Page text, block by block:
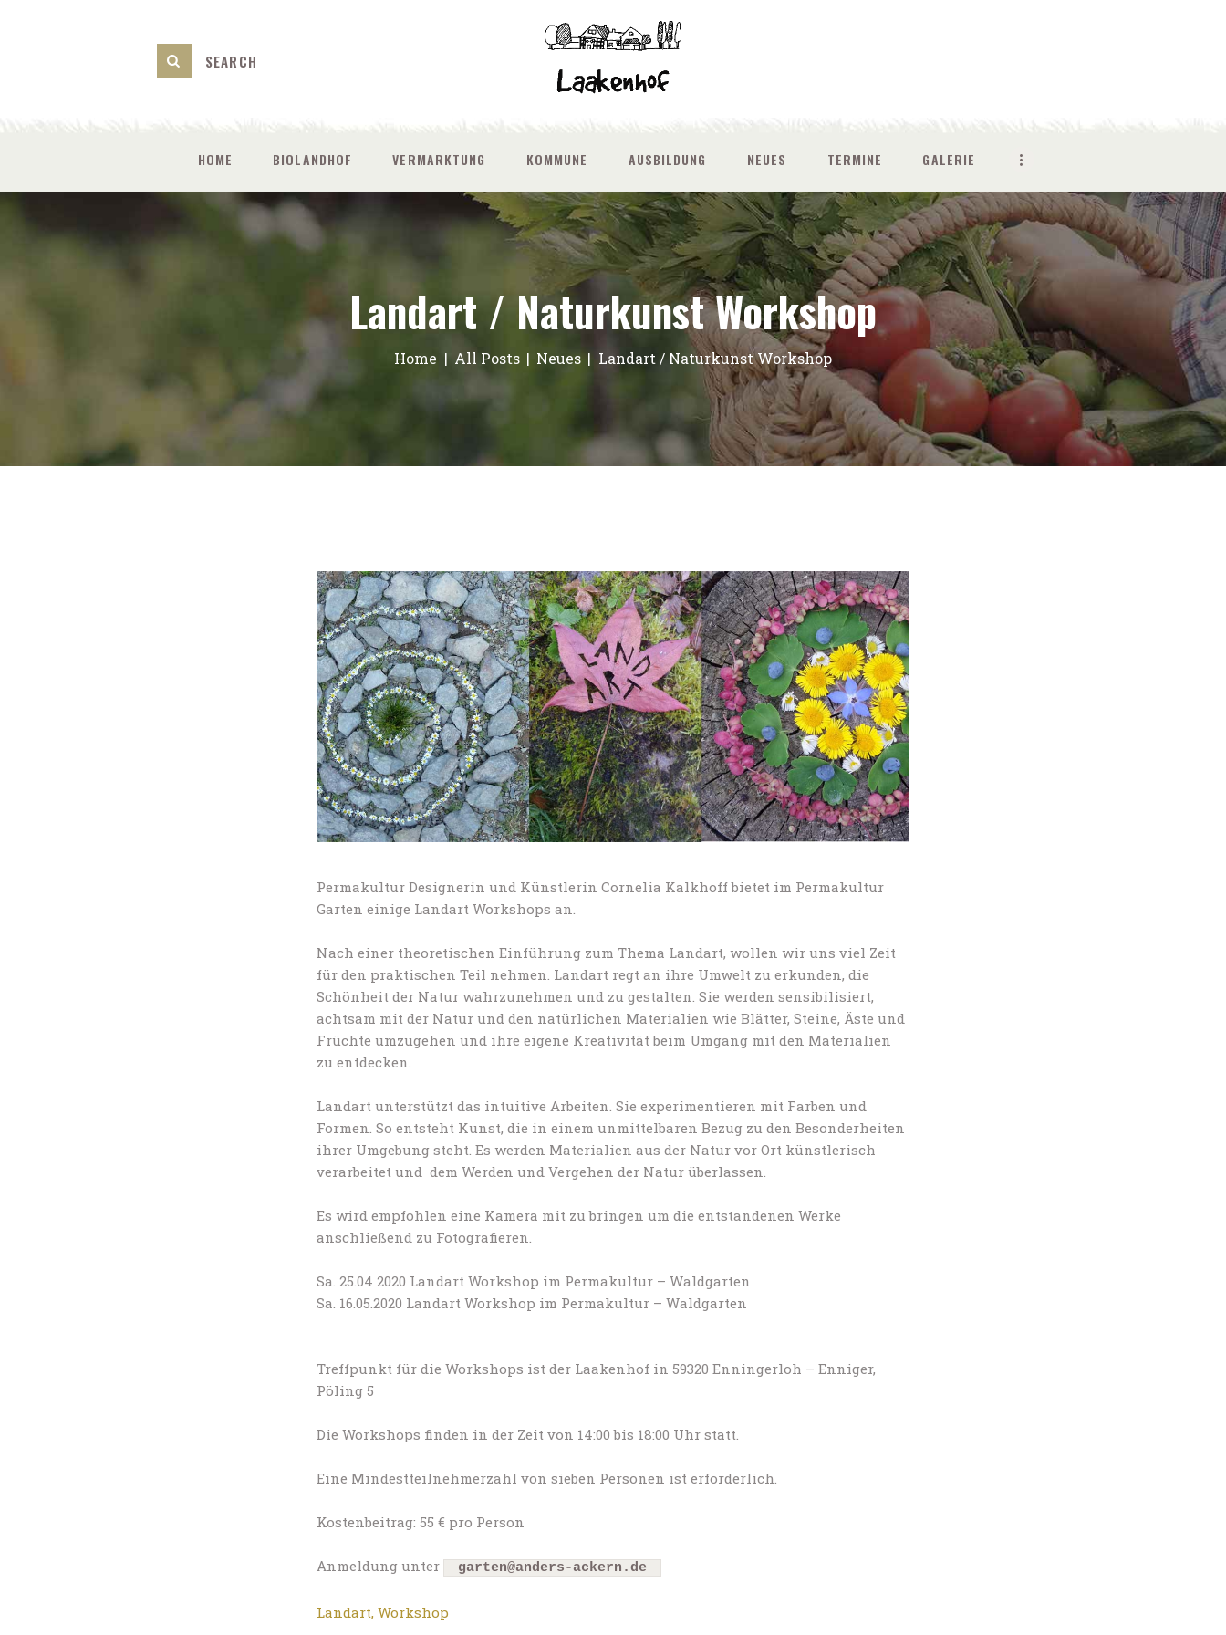
HOME BIOLANDHOF VERMARKTUNG KOMMUNE AUSBILDUNG NEUES TERMINE GALERIE
Landart / Naturkunst Workshop
Home All Posts Neues Landart / Naturkunst Workshop
Permakultur Designerin und Künstlerin Cornelia Kalkhoff bietet im Permakultur
Garten einige Landart Workshops an.
Nach einer theoretischen Einführung zum Thema Landart, wollen wir uns viel Zeit
für den praktischen Teil nehmen. Landart regt an ihre Umwelt zu erkunden, die
Schönheit der Natur wahrzunehmen und zu gestalten. Sie werden sensibilisiert,
achtsam mit der Natur und den natürlichen Materialien wie Blätter, Steine, Äste und
Früchte umzugehen und ihre eigene Kreativität beim Umgang mit den Materialien
zu entdecken.
Landart unterstützt das intuitive Arbeiten. Sie experimentieren mit Farben und
Formen. So entsteht Kunst, die in einem unmittelbaren Bezug zu den Besonderheiten
ihrer Umgebung steht. Es werden Materialien aus der Natur vor Ort künstlerisch
verarbeitet und dem Werden und Vergehen der Natur überlassen.
Es wird empfohlen eine Kamera mit zu bringen um die entstandenen Werke
anschließend zu Fotografieren.
Sa. 25.04 2020 Landart Workshop im Permakultur – Waldgarten
Sa. 16.05.2020 Landart Workshop im Permakultur – Waldgarten
Treffpunkt für die Workshops ist der Laakenhof in 59320 Enningerloh – Enniger,
Pöling 5
Die Workshops finden in der Zeit von 14:00 bis 18:00 Uhr statt.
Eine Mindestteilnehmerzahl von sieben Personen ist erforderlich.
Kostenbeitrag: 55 € pro Person
Anmeldung unter garten@anders-ackern.de
Landart, Workshop